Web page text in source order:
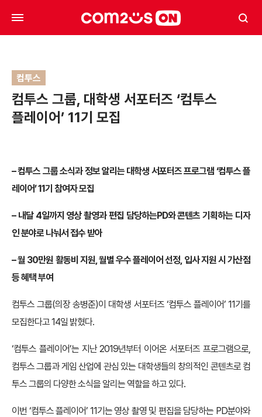
컴투스
컴투스 그룹, 대학생 서포터즈 ‘컴투스
플레이어’ 11기 모집
– 컴투스 그룹 소식과 정보 알리는 대학생 서포터즈 프로그램 ‘컴투스 플
레이어’ 11기 참여자 모집
– 내달 4일까지 영상 촬영과 편집 담당하는PD와 콘텐츠 기획하는 디자
인 분야로 나눠서 접수 받아
– 월 30만원 활동비 지원, 월별 우수 플레이어 선정, 입사 지원 시 가산점
등 혜택 부여
컴투스 그룹(의장 송병준)이 대학생 서포터즈 ‘컴투스 플레이어’ 11기를
모집한다고 14일 밝혔다.
‘컴투스 플레이어’는 지난 2019년부터 이어온 서포터즈 프로그램으로,
컴투스 그룹과 게임 산업에 관심 있는 대학생들의 창의적인 콘텐츠로 컴
투스 그룹의 다양한 소식을 알리는 역할을 하고 있다.
이번 ‘컴투스 플레이어’ 11기는 영상 촬영 및 편집을 담당하는 PD분야와